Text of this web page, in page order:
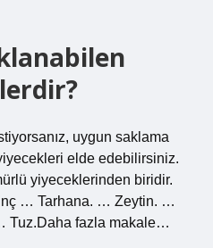
uygun saklama
elde edebilirsiniz.
yiyeceklerinden biridir.
… Tarhana. … Zeytin. …
Tuz.Daha fazla makale…